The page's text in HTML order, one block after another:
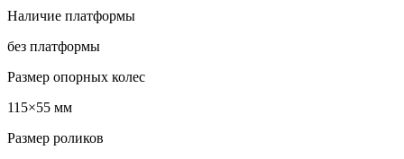
Наличие платформы
без платформы
Размер опорных колес
115×55 мм
Размер роликов